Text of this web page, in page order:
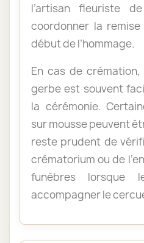
l’artisan fleuriste
coordonner la
début de l’hommage.
En cas de
gerbe est souvent
la cérémonie.
sur mousse peuvent
reste prudent de
crématorium ou de
funèbres lorsque
accompagner le